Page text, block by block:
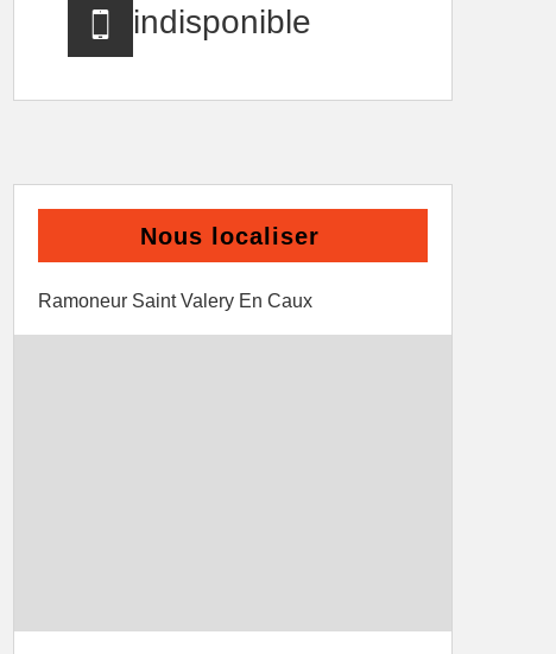
indisponible
Nous localiser
Ramoneur Saint Valery En Caux